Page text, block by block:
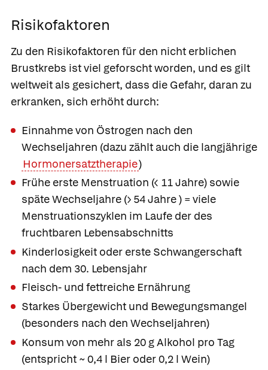
Risikofaktoren
Zu den Risikofaktoren für den nicht erblichen
Brustkrebs ist viel geforscht worden, und es gilt
weltweit als gesichert, dass die Gefahr, daran zu
erkranken, sich erhöht durch:
Einnahme von Östrogen nach den
Wechseljahren (dazu zählt auch die langjährige
Hormonersatztherapie)
Frühe erste Menstruation (˂ 11 Jahre) sowie
späte Wechseljahre (˃ 54 Jahre ) = viele
Menstruationszyklen im Laufe der des
fruchtbaren Lebensabschnitts
Kinderlosigkeit oder erste Schwangerschaft
nach dem 30. Lebensjahr
Fleisch- und fettreiche Ernährung
Starkes Übergewicht und Bewegungsmangel
(besonders nach den Wechseljahren)
Konsum von mehr als 20 g Alkohol pro Tag
(entspricht ~ 0,4 l Bier oder 0,2 l Wein)